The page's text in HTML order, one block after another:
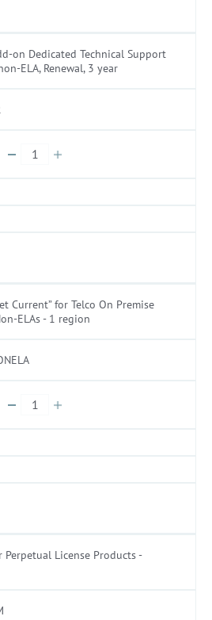
on Dedicated Technical Support
ELA, Renewal, 3 year
Current” for Telco On Premise
ELAs - 1 region
Perpetual License Products -